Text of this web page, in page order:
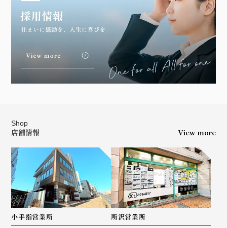
Shop
店舗情報 View more
小手指営業所 所沢営業所